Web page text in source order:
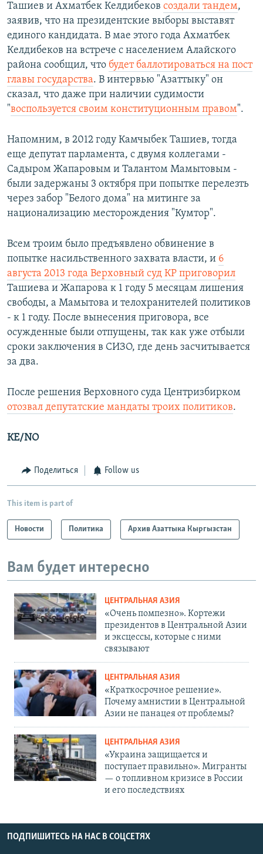
Ташиев и Ахматбек Келдибеков создали тандем,
заявив, что на президентские выборы выставят
единого кандидата. В мае этого года Ахматбек
Келдибеков на встрече с населением Алайского
района сообщил, что будет баллотироваться на пост
главы государства. В интервью "Азаттыку" он
сказал, что даже при наличии судимости
"воспользуется своим конституционным правом".
Напомним, в 2012 году Камчыбек Ташиев, тогда
еще депутат парламента, с двумя коллегами -
Садыром Жапаровым и Талантом Мамытовым -
были задержаны 3 октября при попытке перелезть
через забор "Белого дома" на митинге за
национализацию месторождения "Кумтор".
Всем троим было предъявлено обвинение в
попытке насильственного захвата власти, и 6
августа 2013 года Верховный суд КР приговорил
Ташиева и Жапарова к 1 году 5 месяцам лишения
свободы, а Мамытова и телохранителей политиков
- к 1 году. После вынесения приговора, все
осужденные были отпущены, так как уже отбыли
сроки заключения в СИЗО, где день засчитывается
за два.
После решения Верховного суда Центризбирком
отозвал депутатские мандаты троих политиков.
КЕ/NO
Поделиться Follow us
This item is part of
Новости Политика Архив Азаттыка Кыргызстан
Вам будет интересно
ЦЕНТРАЛЬНАЯ АЗИЯ
«Очень помпезно». Кортежи
президентов в Центральной Азии
и эксцессы, которые с ними
связывают
ЦЕНТРАЛЬНАЯ АЗИЯ
«Краткосрочное решение».
Почему амнистии в Центральной
Азии не панацея от проблемы?
ЦЕНТРАЛЬНАЯ АЗИЯ
«Украина защищается и
поступает правильно». Мигранты
— о топливном кризисе в России
и его последствиях
ПОДПИШИТЕСЬ НА НАС В СОЦСЕТЯХ